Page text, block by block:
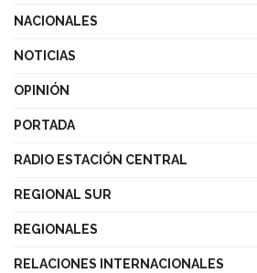
NACIONALES
NOTICIAS
OPINIÓN
PORTADA
RADIO ESTACIÓN CENTRAL
REGIONAL SUR
REGIONALES
RELACIONES INTERNACIONALES